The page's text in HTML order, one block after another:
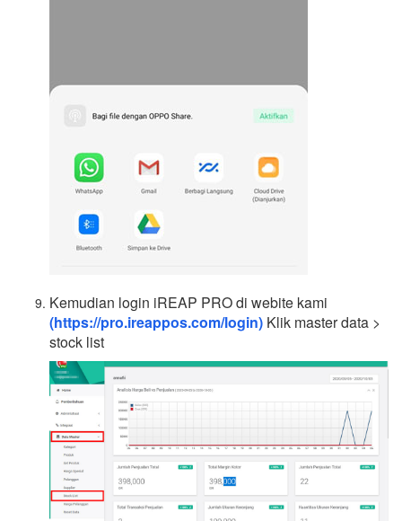
Kemudian login iREAP PRO di webite kami
(https://pro.ireappos.com/login) Klik master data >
stock list